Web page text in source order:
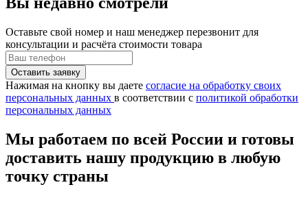
Оставьте свой номер и наш менеджер перезвонит для
консультации и расчёта стоимости товара
Нажимая на кнопку вы даете согласие на обработку своих
персональных данных в соответствии с политикой обработки
персональных данных
Мы работаем по всей России и готовы
доставить нашу продукцию в любую
точку страны